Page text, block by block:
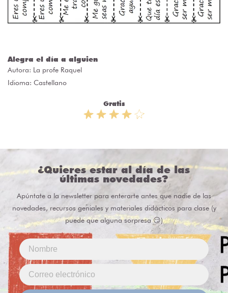
Alegra el día a alguien
Autora: La profe Raquel
Idioma: Castellano
Gratis
¿Quieres estar al día de las
últimas novedades?
Apúntate a la newsletter para enterarte antes que nadie de las
novedades, recursos geniales y materiales didácticos para clase (y
puede que alguna sorpresa 😏)